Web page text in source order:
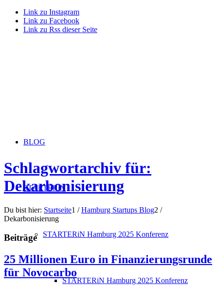
Link zu Instagram
Link zu Facebook
Link zu Rss dieser Seite
BLOG
STARTERiN
STARTERiN Hamburg 2025 Konferenz
STARTERiN Hamburg 2025 Konferenz
Schlagwortarchiv für:
Dekarbonisierung
Du bist hier: Startseite1 / Hamburg Startups Blog2 /
Dekarbonisierung
Beiträge
25 Millionen Euro in Finanzierungsrunde
für Novocarbo